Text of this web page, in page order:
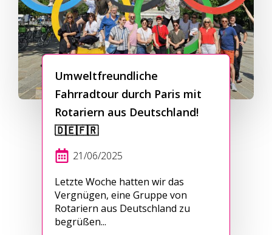
Umweltfreundliche
Fahrradtour durch Paris mit
Rotariern aus Deutschland!
🇩🇪🇫🇷
21/06/2025
Letzte Woche hatten wir das
Vergnügen, eine Gruppe von
Rotariern aus Deutschland zu
begrüßen...